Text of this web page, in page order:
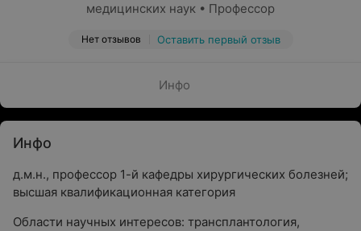
медицинских наук • Профессор
Нет отзывов Оставить первый отзыв
Инфо
Инфо
д.м.н., профессор 1-й кафедры хирургических болезней;
высшая квалификационная категория
Области научных интересов: трансплантология,